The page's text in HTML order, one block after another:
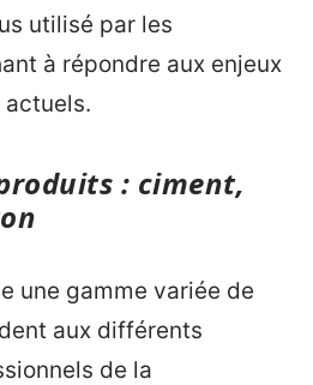
utilisé par les
à répondre aux enjeux
actuels.
: ciment,
une gamme variée de
aux différents
de la